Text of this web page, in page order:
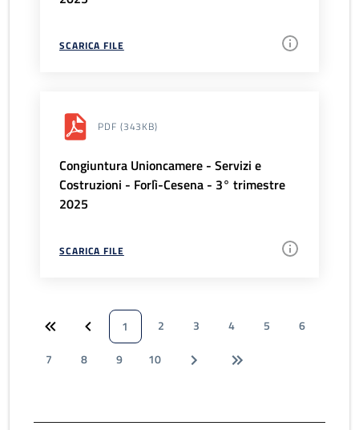
SCARICA FILE
PDF (343KB)
Congiuntura Unioncamere - Servizi e
Costruzioni - Forlì-Cesena - 3° trimestre
2025
SCARICA FILE
1 2 3 4 5
6
7
8 9 10